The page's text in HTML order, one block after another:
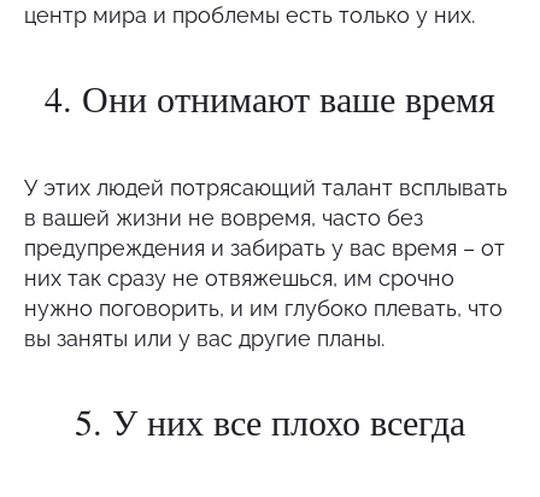
центр мира и проблемы есть только у них.
4. Они отнимают ваше время
У этих людей потрясающий талант всплывать
в вашей жизни не вовремя, часто без
предупреждения и забирать у вас время – от
них так сразу не отвяжешься, им срочно
нужно поговорить, и им глубоко плевать, что
вы заняты или у вас другие планы.
5. У них все плохо всегда